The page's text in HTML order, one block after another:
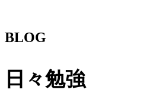
BLOG
日々勉強